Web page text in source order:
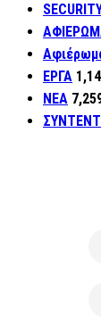
ΕΡΓΑ
ΝΕΑ